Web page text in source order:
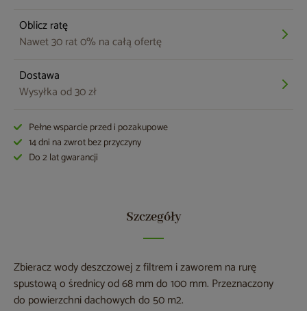
Oblicz ratę
Nawet 30 rat 0% na całą ofertę
Dostawa
Wysyłka od 30 zł
Pełne wsparcie przed i pozakupowe
14 dni na zwrot bez przyczyny
Do 2 lat gwarancji
Szczegóły
Zbieracz wody deszczowej z filtrem i zaworem na rurę
spustową o średnicy od 68 mm do 100 mm. Przeznaczony
do powierzchni dachowych do 50 m2.